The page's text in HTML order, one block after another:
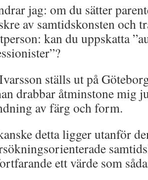
jag: om du sätter
av samtidskonsten och
kan du uppskatta
ställs ut på
drabbar åtminstone mig
av färg och form.
detta ligger utanför
ett värde som